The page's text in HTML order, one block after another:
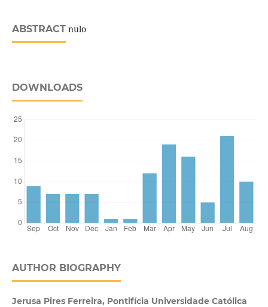
ABSTRACTnulo
DOWNLOADS
AUTHOR BIOGRAPHY
Jerusa Pires Ferreira, Pontifícia Universidade Católica